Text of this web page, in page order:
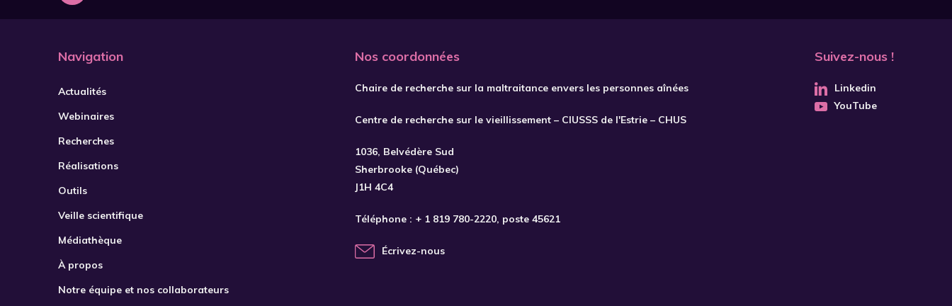
Navigation
Actualités
Webinaires
Recherches
Réalisations
Outils
Veille scientifique
Médiathèque
À propos
Notre équipe et nos collaborateurs
Nos coordonnées
Chaire de recherche sur la maltraitance envers les personnes aînées
Centre de recherche sur le vieillissement – CIUSSS de l'Estrie – CHUS
1036, Belvédère Sud
Sherbrooke (Québec)
J1H 4C4
Téléphone : + 1 819 780-2220, poste 45621
Écrivez-nous
Suivez-nous !
Linkedin
YouTube